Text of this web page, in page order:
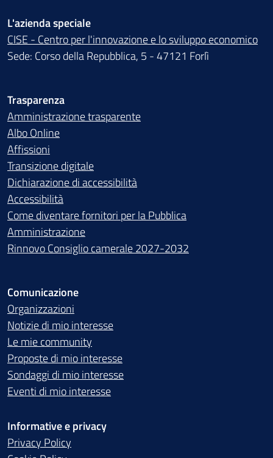
L'azienda speciale
CISE - Centro per l'innovazione e lo sviluppo economico
Sede: Corso della Repubblica, 5 - 47121 Forlì
Trasparenza
Amministrazione trasparente
Albo Online
Affissioni
Transizione digitale
Dichiarazione di accessibilità
Accessibilità
Come diventare fornitori per la Pubblica
Amministrazione
Rinnovo Consiglio camerale 2027-2032
Comunicazione
Organizzazioni
Notizie di mio interesse
Le mie community
Proposte di mio interesse
Sondaggi di mio interesse
Eventi di mio interesse
Informative e privacy
Privacy Policy